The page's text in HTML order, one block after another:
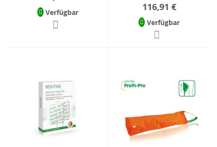
Verfügbar 116,91 €
Verfügbar